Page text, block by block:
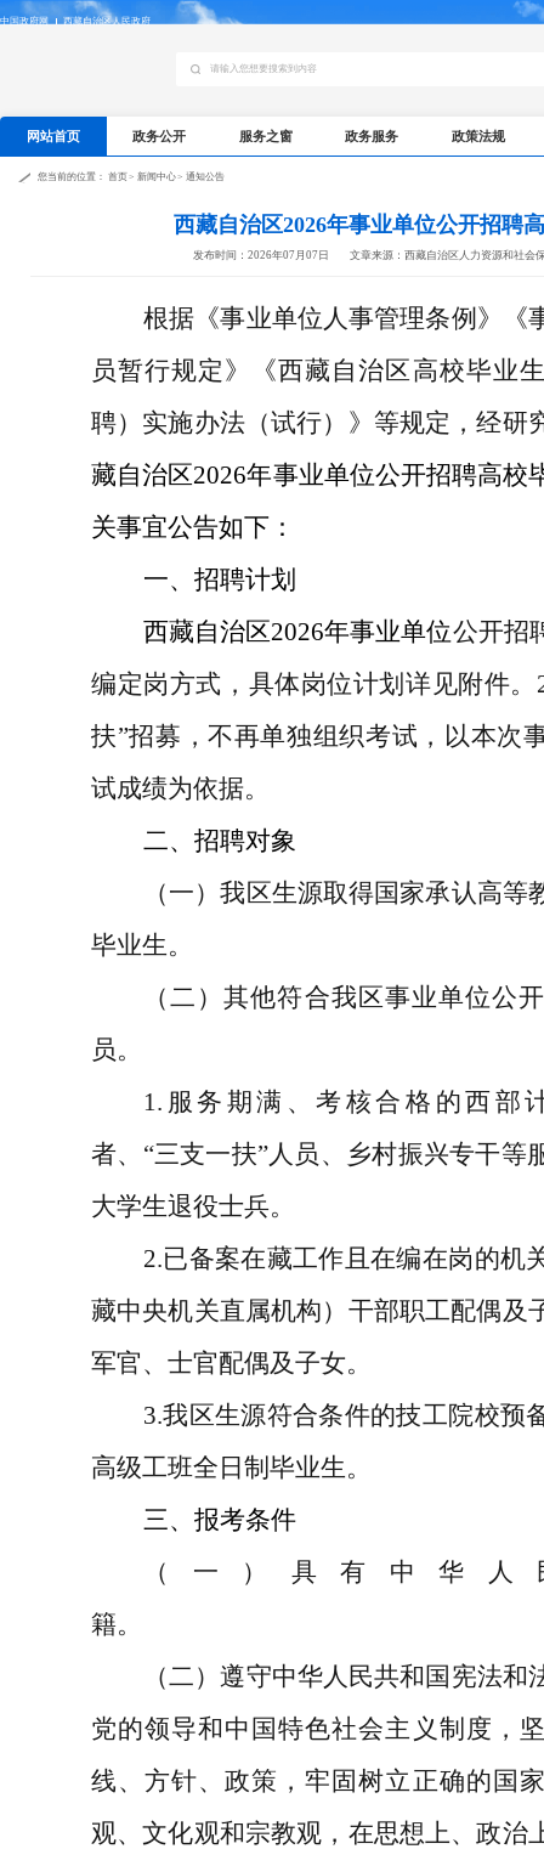
中国政府网 西藏自治区人民政府
网站首页 政务公开 服务之窗 政务服务 政策法规
您当前的位置： 首页> 新闻中心> 通知公告
西藏自治区2026年事业单位公开招聘
发布时间：2026年07月07日 文章来源：西藏自治区人力资源和社会
根据《事业单位人事管理条例》《
员暂行规定》《西藏自治区高校毕业
聘）实施办法（试行）》等规定，经研
藏自治区2026年事业单位公开招聘高校
关事宜公告如下：
一、招聘计划
西藏自治区2026年事业单位公开招
编定岗方式，具体岗位计划详见附件。
扶”招募，不再单独组织考试，以本次
试成绩为依据。
二、招聘对象
（一）我区生源取得国家承认高等
毕业生。
（二）其他符合我区事业单位公
员。
1. 服务期满、考核合格的西部
者、 “三支一扶”人员、乡村振兴专干等
大学生退役士兵。
2.已备案在藏工作且在编在岗的机
藏中央机关直属机构）干部职工配偶及
军官、士官配偶及子女。
3.我区生源符合条件的技工院校预
高级工班全日制毕业生。
三、报考条件
（一）具有中华人
籍。
（二）遵守中华人民共和国宪法和
党的领导和中国特色社会主义制度，
线、方针、政策，牢固树立正确的国
观、文化观和宗教观，在思想上、政治